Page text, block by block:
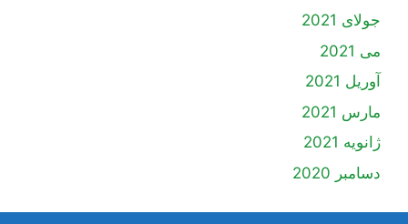
جولای 2021
آوریل 2021
مارس 2021
ژانویه 2021
دسامبر 2020